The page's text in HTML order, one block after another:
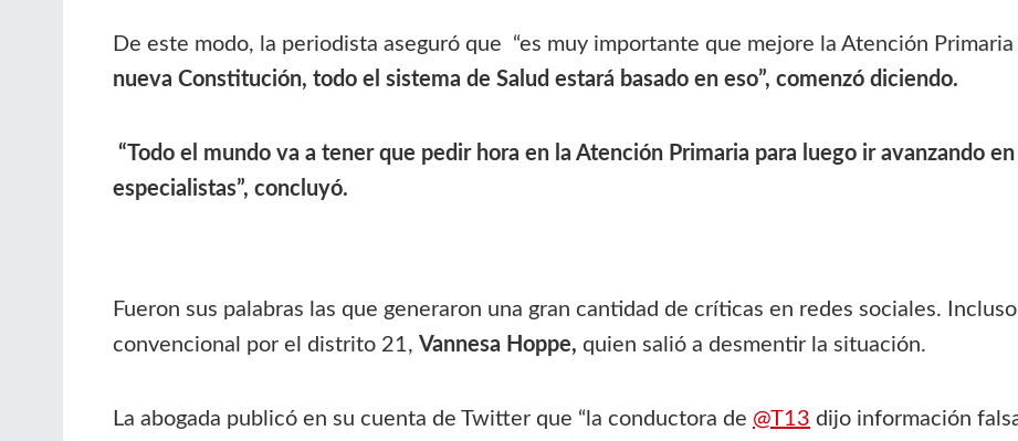
De este modo, la periodista aseguró que “es muy importante que mejore la Atención
nueva Constitución, todo el sistema de Salud estará basado en eso”, comenzó diciendo.
“Todo el mundo va a tener que pedir hora en la Atención Primaria para luego ir avanzando
especialistas”, concluyó.
Fueron sus palabras las que generaron una gran cantidad de críticas en redes sociales.
convencional por el distrito 21, Vannesa Hoppe, quien salió a desmentir la situación.
La abogada publicó en su cuenta de Twitter que “la conductora de @T13 dijo información